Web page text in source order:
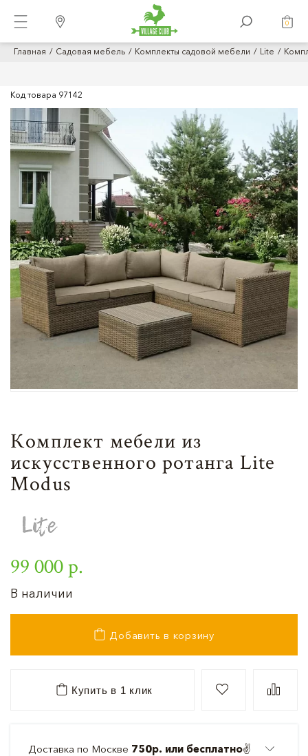
0
Главная Садовая мебель Комплекты садовой мебели Lite
Код товара 97142
Комплект мебели из
искусственного ротанга Lite
Modus
99 000 р.
В наличии
Добавить в корзину
Купить в 1 клик
Доставка по Москве 750р. или бесплатно✌️